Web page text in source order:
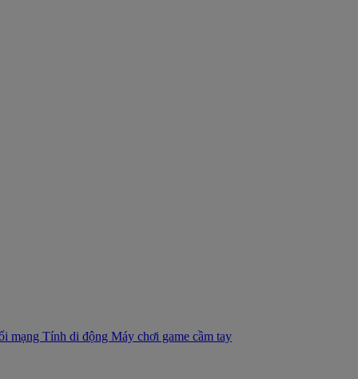
mạng Tính di động Máy chơi game cầm tay